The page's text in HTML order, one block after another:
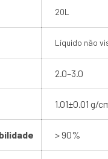
20L
Líquido não
2.0–3.0
1.01±0.01 g/
> 90%